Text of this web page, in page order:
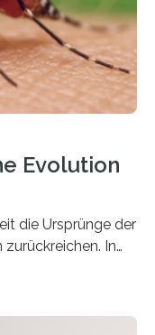
ist: Die
Evolution
die Ursprünge der
In
Stechmücken-